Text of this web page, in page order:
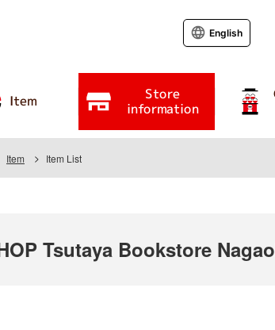
Item Store
information
English
Item Item List
Tsutaya Bookstore